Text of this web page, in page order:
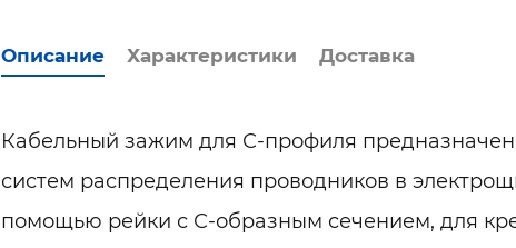
Описание Характеристики Доставка
Кабельный зажим для С-профиля
систем распределения проводников в
помощью рейки с С-образным сечением, для